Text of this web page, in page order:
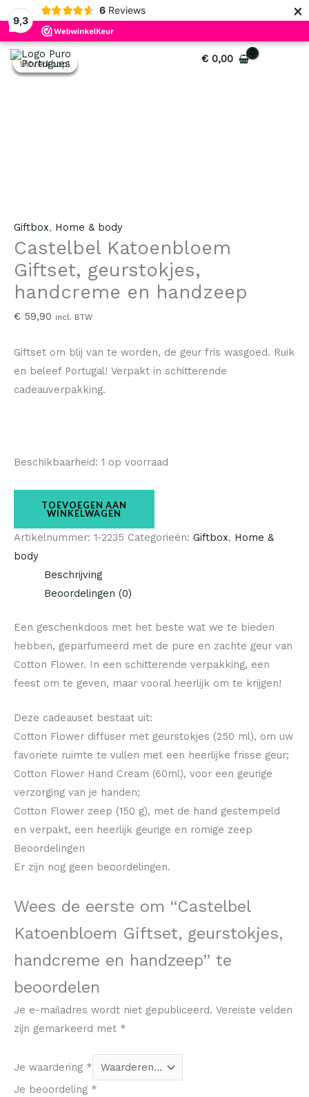
9,3
6 Reviews ×
€ 0,00
Giftbox, Home & body
Castelbel Katoenbloem
Giftset, geurstokjes,
handcreme en handzeep
€ 59,90 incl. BTW
Giftset om blij van te worden, de geur fris wasgoed. Ruik
en beleef Portugal! Verpakt in schitterende
cadeauverpakking.
Beschikbaarheid: 1 op voorraad
Castelbel
Katoenbloem
TOEVOEGEN AAN
WINKELWAGEN
Artikelnummer: 1-2235 Categorieën: Giftbox, Home &
body
Beschrijving
Beoordelingen (0)
Een geschenkdoos met het beste wat we te bieden
hebben, geparfumeerd met de pure en zachte geur van
Cotton Flower. In een schitterende verpakking, een
feest om te geven, maar vooral heerlijk om te krijgen!
Deze cadeauset bestaat uit:
Cotton Flower diffuser met geurstokjes (250 ml), om uw
favoriete ruimte te vullen met een heerlijke frisse geur;
Cotton Flower Hand Cream (60ml), voor een geurige
verzorging van je handen;
Cotton Flower zeep (150 g), met de hand gestempeld
en verpakt, een heerlijk geurige en romige zeep
Beoordelingen
Er zijn nog geen beoordelingen.
Wees de eerste om “Castelbel
Katoenbloem Giftset, geurstokjes,
handcreme en handzeep” te
beoordelen
Je e-mailadres wordt niet gepubliceerd. Vereiste velden
zijn gemarkeerd met *
Je waardering *
Je beoordeling *
Uitverkoop!
Uitverkoop!
Uitverkoop!
Uitverkoop!